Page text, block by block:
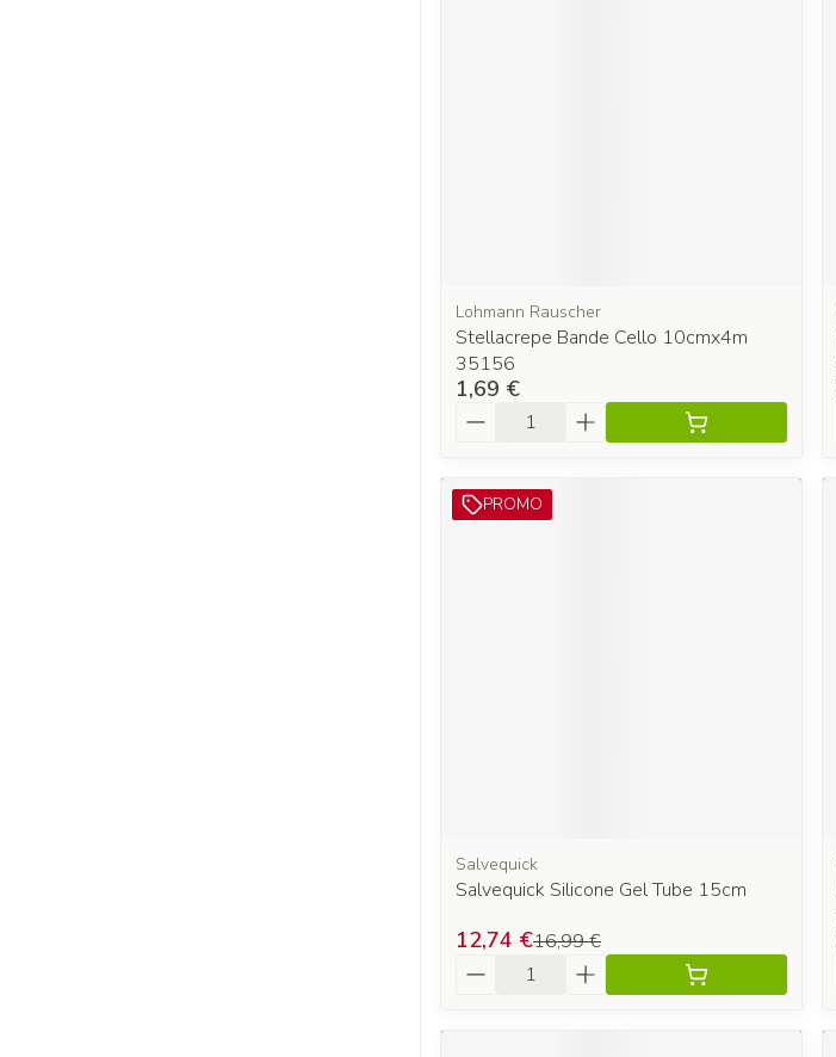
Lohmann Rauscher
Stellacrepe Bande Cello 10cmx4m
35156
1,69 €
Quantité
PROMO
Salvequick
Salvequick Silicone Gel Tube 15cm
16,99 €
12,74 €
Quantité